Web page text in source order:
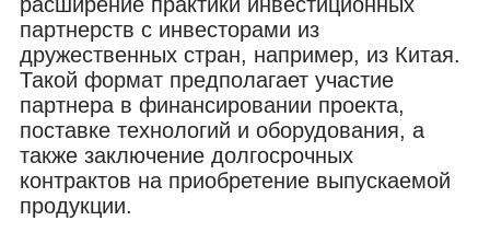
партнерств с инвесторами из
дружественных стран, например, из Китая.
Такой формат предполагает участие
партнера в финансировании проекта,
поставке технологий и оборудования, а
также заключение долгосрочных
контрактов на приобретение выпускаемой
продукции.